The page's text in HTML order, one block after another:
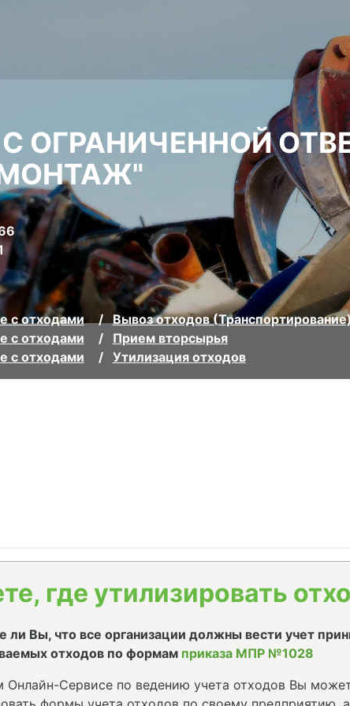
ОГРАНИЧЕННОЙ
с отходами
Вывоз отходов
с отходами
Прием вторсырья
с отходами
Утилизация отходов
где утилизировать
ли Вы, что все организации должны вести учет
отходов по формам приказа МПР №1028
Онлайн-Сервисе по ведению учета отходов Вы